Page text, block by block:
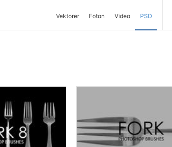
Vektorer Foton Video PSD